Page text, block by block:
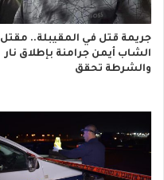
جريمة قتل في المقيبلة.. مقتل
الشاب أيمن جرامنة بإطلاق نار
والشرطة تحقق